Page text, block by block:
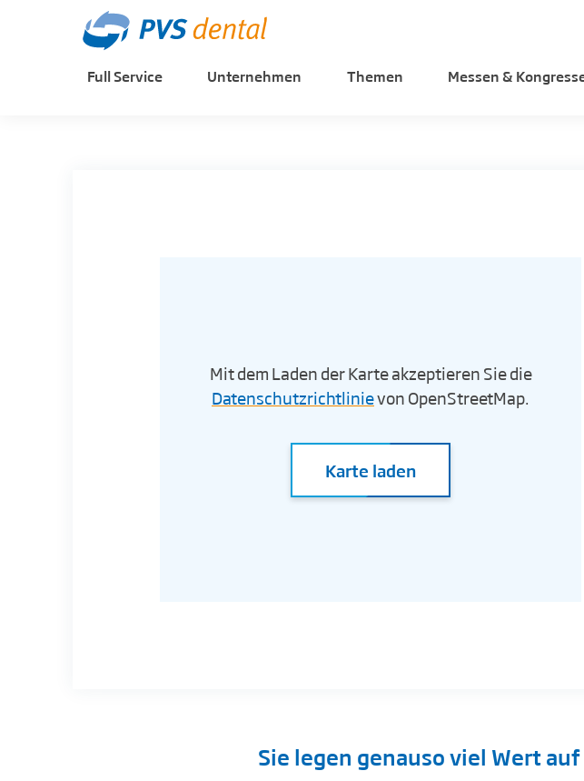
Full Service Unternehmen Themen Messen &
Mit dem Laden der Karte akzeptieren Sie die
Datenschutzrichtlinievon OpenStreetMap.
Karte laden
Sie legen genauso viel Wert